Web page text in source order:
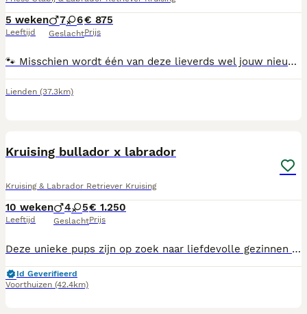
5 weken
Leeftijd
7 6
Geslacht
€ 875
Prijs
🐾 Misschien wordt één van deze lieverds wel jouw nieuwe beste vriend! ❤️ Op 28 juni zijn wij met z'n 13-en geboren en we groeien op in een liefdevolle, huiselijke omgeving in Lienden. We zijn een vrolijk nest van 7 stoere reutjes en 6 lieve teefjes, in verschillende kleuren: licht, donkerbruin en zwart. Onze papa is een Labrador Retriever × Labradoodle en onze mama een Friese Stabij x Labrador Retriever. Daardoor combineren we het vriendelijke en speelse karakter van de Labrador met de intelligentie, trouw en nieuwsgierigheid van de Friese Stabij. We zijn sociaal, aanhankelijk, leergierig en dol op gezelligheid – eigenschappen die ons fijne gezinshonden maken. Vanaf 8 weken zijn ze klaar om uit te vliegen naar een warm en liefdevol thuis. Tegen die tijd zijn we: 🐶 Gechipt 💉 Gevaccineerd 🪱 Meerdere keren ontwormd 🩺 Nagekeken door de dierenarts 📘 Voorzien van een Europees paspoort Ben je benieuwd of één van ons bij jouw gezin past? Je bent van harte welkom om kennis te komen maken. Wie weet kiezen wij jou wel uit! 💛
Lienden (37.3km)
Kruising bullador x labrador
Kruising & Labrador Retriever Kruising
10 weken
Leeftijd
4 5
Geslacht
€ 1.250
Prijs
Deze unieke pups zijn op zoek naar liefdevolle gezinnen of baasjes die hun een warm thuis kunnen bieden. We vinden het belangrijk dat er een goede klik is tussen pup en eigenaar want een pup kies je voor een langere tijd. Ben jij of zijn julie op zoek naar een trouwe viervoeter? Neem dan contact op zodat u kennis kunt maken met bruno's prachtige pups! Voor meer informatie of kennismakingsbezoek mag u gerust contact opnemen! ✅️leeftijdsconform gevaccineerd ✅️gechipt ✅️geregistreerd ✅️paspoort ✅️gezondsheidverklaring
Id Geverifieerd
Voorthuizen (42.4km)